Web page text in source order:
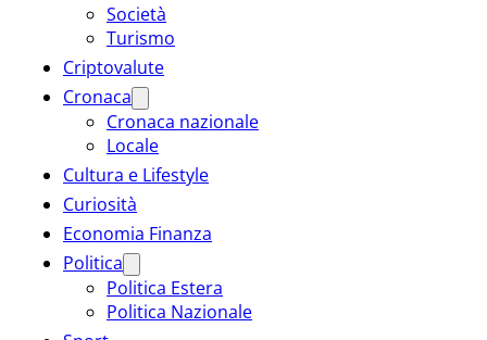
Società
Turismo
Criptovalute
Cronaca
Cronaca nazionale
Locale
Cultura e Lifestyle
Curiosità
Economia Finanza
Politica
Politica Estera
Politica Nazionale